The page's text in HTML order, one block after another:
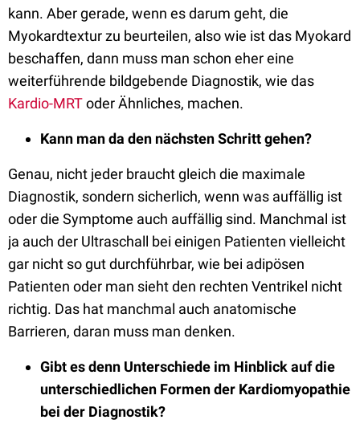
kann. Aber gerade, wenn es darum geht, die
Myokardtextur zu beurteilen, also wie ist das Myokard
beschaffen, dann muss man schon eher eine
weiterführende bildgebende Diagnostik, wie das
Kardio-MRToder Ähnliches, machen.
Kann man da den nächsten Schritt gehen?
Genau, nicht jeder braucht gleich die maximale
Diagnostik, sondern sicherlich, wenn was auffällig ist
oder die Symptome auch auffällig sind. Manchmal ist
ja auch der Ultraschall bei einigen Patienten vielleicht
gar nicht so gut durchführbar, wie bei adipösen
Patienten oder man sieht den rechten Ventrikel nicht
richtig. Das hat manchmal auch anatomische
Barrieren, daran muss man denken.
Gibt es denn Unterschiede im Hinblick auf die
unterschiedlichen Formen der Kardiomyopathie
bei der Diagnostik?